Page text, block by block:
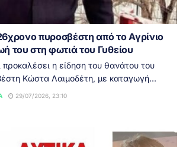
πυροσβέστη από το Αγρίνιο
του στη φωτιά του Γυθείου
η είδηση του θανάτου του
Κώστα Λαιμοδέτη, με καταγωγή...
29/07/2026, 23:10